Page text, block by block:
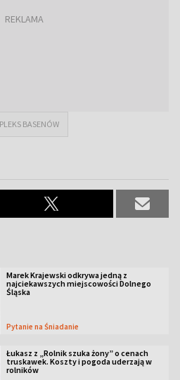
BASENÓW
Marek Krajewski odkrywa jedną z
najciekawszych miejscowości Dolnego
Śląska
Pytanie na Śniadanie
Łukasz z „Rolnik szuka żony” o cenach
truskawek. Koszty i pogoda uderzają w
rolników